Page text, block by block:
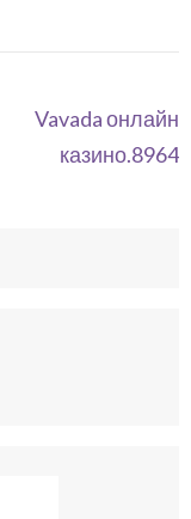
Vavada онлайн
казино.8964